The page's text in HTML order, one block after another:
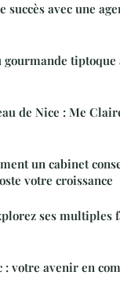
succès avec une
gourmande tiptoque
de Nice : Me
un cabinet
votre croissance
ses multiples
: votre avenir en